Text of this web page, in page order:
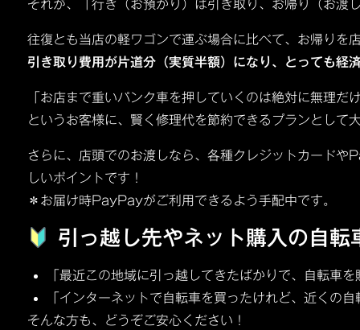
それが、「行き（お預かり）は引き取り、お帰り（お渡
往復とも当店の軽ワゴンで運ぶ場合に比べて、お帰りを
引き取り費用が片道分（実質半額）になり、とっても経
「お店まで重いパンク車を押していくのは絶対に無理
というお客様に、賢く修理代を節約できるプランとして
さらに、店頭でのお渡しなら、各種クレジットカード
しいポイントです！
＊お届け時PayPayがご利用できるよう手配中です。
引っ越し先やネット購入の自
「最近この地域に引っ越してきたばかりで、自転車
「インターネットで自転車を買ったけれど、近くの
そんな方も、どうぞご安心ください！